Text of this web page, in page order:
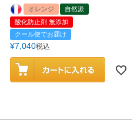
オレンジ
自然派
酸化防止剤 無添加
クール便でお届け
¥7,040税込